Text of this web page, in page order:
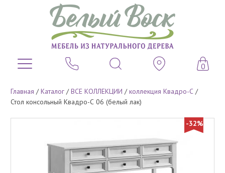
0
Главная /Каталог /ВСЕ КОЛЛЕКЦИИ /коллекция Квадро-С /
Стол консольный Квадро-С 06 (белый лак)
-32%